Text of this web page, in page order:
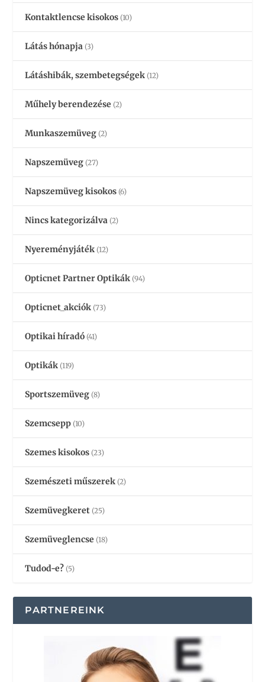
Kontaktlencse kisokos (10)
Látás hónapja (3)
Látáshibák, szembetegségek (12)
Műhely berendezése (2)
Munkaszemüveg (2)
Napszemüveg (27)
Napszemüveg kisokos (6)
Nincs kategorizálva (2)
Nyereményjáték (12)
Opticnet Partner Optikák (94)
Opticnet_akciók (73)
Optikai híradó (41)
Optikák (119)
Sportszemüveg (8)
Szemcsepp (10)
Szemes kisokos (23)
Szemészeti műszerek (2)
Szemüvegkeret (25)
Szemüveglencse (18)
Tudod-e? (5)
PARTNEREINK